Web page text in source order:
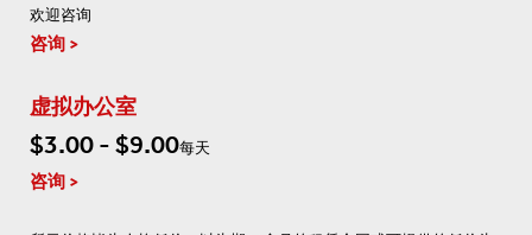
欢迎咨询
咨询
虚拟办公室
$3.00 - $9.00每天
咨询